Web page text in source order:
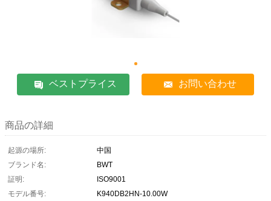
ベストプライス お問い合わせ
商品の詳細
起源の場所:
中国
ブランド名:
BWT
証明:
ISO9001
モデル番号:
K940DB2HN-10.00W